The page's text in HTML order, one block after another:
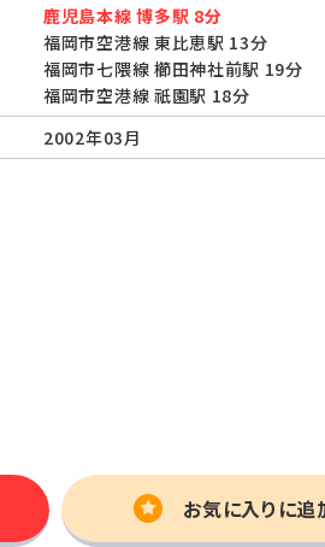
鹿児島本線 博多駅 8分
福岡市空港線 東比恵駅 13分
福岡市七隈線 櫛田神社前駅 19分
福岡市空港線 祇園駅 18分
2002年03月
お気に入りに追